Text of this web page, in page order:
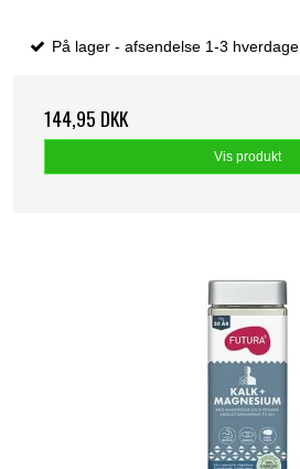
På lager - afsendelse 1-3 hverdage
144,95 DKK
Vis produkt